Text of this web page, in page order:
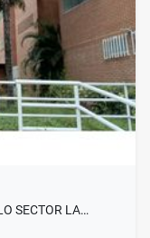
SECTOR LA…